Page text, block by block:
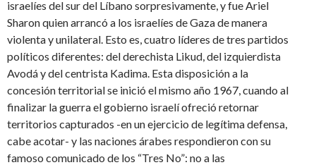
israelíes del sur del Líbano sorpresivamente, y fue Ariel
Sharon quien arrancó a los israelíes de Gaza de manera
violenta y unilateral. Esto es, cuatro líderes de tres partidos
políticos diferentes: del derechista Likud, del izquierdista
Avodá y del centrista Kadima. Esta disposición a la
concesión territorial se inició el mismo año 1967, cuando al
finalizar la guerra el gobierno israelí ofreció retornar
territorios capturados -en un ejercicio de legítima defensa,
cabe acotar- y las naciones árabes respondieron con su
famoso comunicado de los “Tres No”: no a las